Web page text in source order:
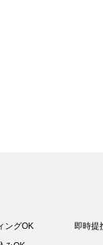
ングOK
即時提